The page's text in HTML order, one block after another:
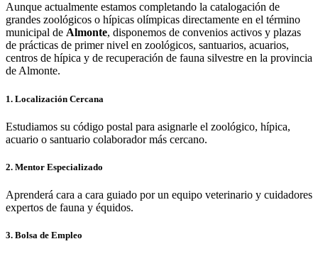
Aunque actualmente estamos completando la catalogación de
grandes zoológicos o hípicas olímpicas directamente en el término
municipal de Almonte, disponemos de convenios activos y plazas
de prácticas de primer nivel en zoológicos, santuarios, acuarios,
centros de hípica y de recuperación de fauna silvestre en la provincia
deAlmonte.
1. Localización Cercana
Estudiamos su código postal para asignarle el zoológico, hípica,
acuario o santuario colaborador más cercano.
2. Mentor Especializado
Aprenderá cara a cara guiado por un equipo veterinario y cuidadores
expertos de fauna y équidos.
3. Bolsa de Empleo